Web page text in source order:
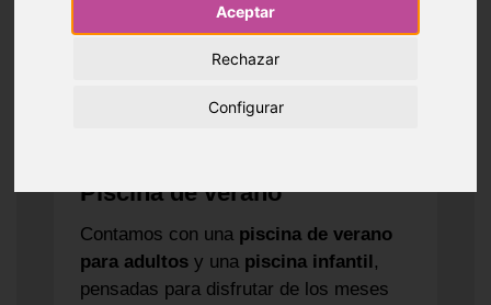
Aceptar
Rechazar
Configurar
Piscina de verano
Contamos con una piscina de verano
para adultos y una piscina infantil,
pensadas para disfrutar de los meses